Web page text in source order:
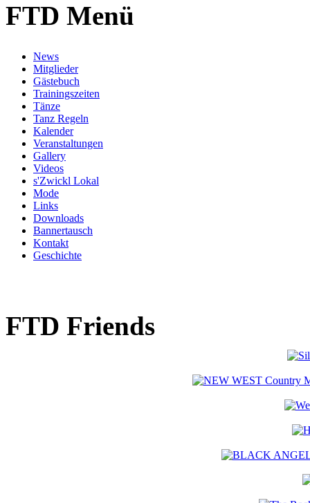
FTD Menü
News
Mitglieder
Gästebuch
Trainingszeiten
Tänze
Tanz Regeln
Kalender
Veranstaltungen
Gallery
Videos
s'Zwickl Lokal
Mode
Links
Downloads
Bannertausch
Kontakt
Geschichte
FTD Friends